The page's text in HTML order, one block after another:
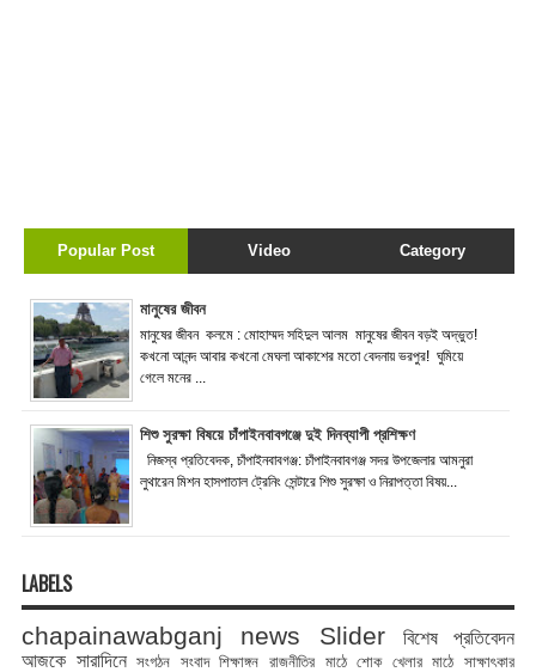
Popular Post Video Category
মানুষের জীবন
মানুষের জীবন কলমে : মোহাম্মদ সহিদুল আলম মানুষের জীবন বড়ই অদ্ভুত!
কখনো আনন্দ আবার কখনো মেঘলা আকাশের মতো বেদনায় ভরপুর! ঘুমিয়ে
গেলে মনের ...
শিশু সুরক্ষা বিষয়ে চাঁপাইনবাবগঞ্জে দুই দিনব্যাপী প্রশিক্ষণ
নিজস্ব প্রতিবেদক, চাঁপাইনবাবগঞ্জ: চাঁপাইনবাবগঞ্জ সদর উপজেলার আমনুরা
লুথারেন মিশন হাসপাতাল ট্রেনিং সেন্টারে শিশু সুরক্ষা ও নিরাপত্তা বিষয়...
LABELS
chapainawabganj news Slider
বিশেষ প্রতিবেদন
আজকে সারাদিনে সংগঠন সংবাদ শিক্ষাঙ্গন রাজনীতির মাঠে শোক খেলার মাঠে সাক্ষাৎকার